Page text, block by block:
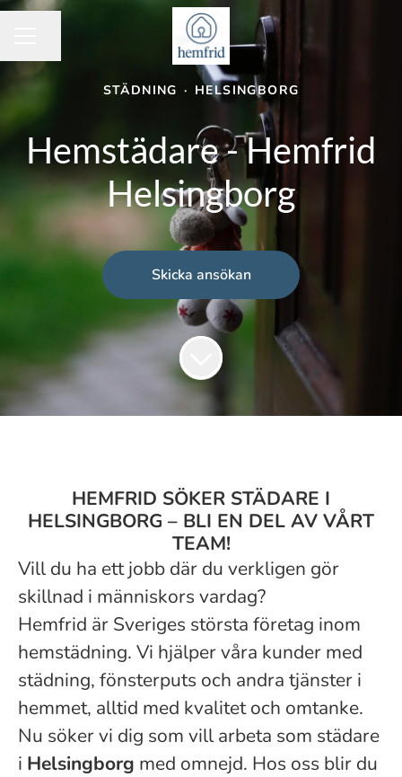
STÄDNING · HELSINGBORG
Hemstädare - Hemfrid
Helsingborg
Skicka ansökan
HEMFRID SÖKER STÄDARE I
HELSINGBORG – BLI EN DEL AV VÅRT
TEAM!
Vill du ha ett jobb där du verkligen gör
skillnad i människors vardag?
Hemfrid är Sveriges största företag inom
hemstädning. Vi hjälper våra kunder med
städning, fönsterputs och andra tjänster i
hemmet, alltid med kvalitet och omtanke.
Nu söker vi dig som vill arbeta som städare
i Helsingborg med omnejd. Hos oss blir du